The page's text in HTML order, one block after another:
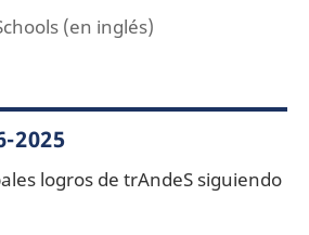
(en inglés)
2025
logros de trAndeS siguiendo